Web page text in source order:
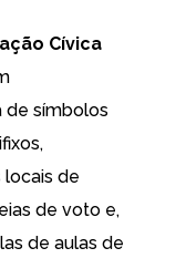
Cívica
de símbolos
de
de voto e,
de aulas de